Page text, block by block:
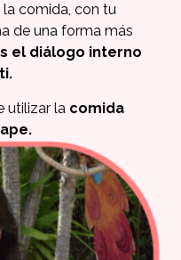
comida, con tu
de una forma más
el diálogo interno
utilizar la comida